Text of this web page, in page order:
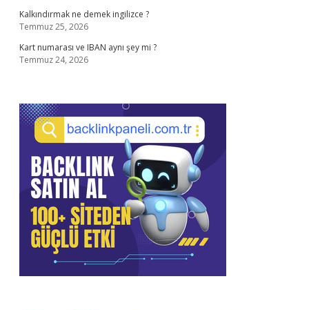
Kalkındırmak ne demek ingilizce ?
Temmuz 25, 2026
Kart numarası ve IBAN aynı şey mi ?
Temmuz 24, 2026